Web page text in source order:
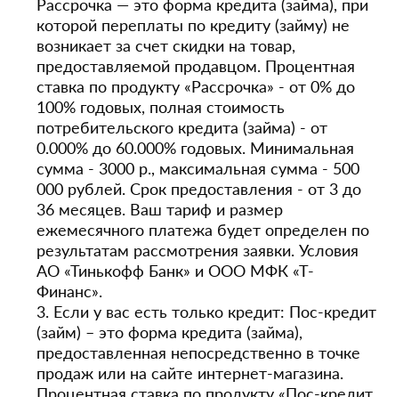
Рассрочка — это форма кредита (займа), при
которой переплаты по кредиту (займу) не
возникает за счет скидки на товар,
предоставляемой продавцом. Процентная
ставка по продукту «Рассрочка» - от 0% до
100% годовых, полная стоимость
потребительского кредита (займа) - от
0.000% до 60.000% годовых. Минимальная
сумма - 3000 р., максимальная сумма - 500
000 рублей. Срок предоставления - от 3 до
36 месяцев. Ваш тариф и размер
ежемесячного платежа будет определен по
результатам рассмотрения заявки. Условия
АО «Тинькофф Банк» и ООО МФК «Т-
Финанс».
3. Если у вас есть только кредит: Пос-кредит
(займ) – это форма кредита (займа),
предоставленная непосредственно в точке
продаж или на сайте интернет-магазина.